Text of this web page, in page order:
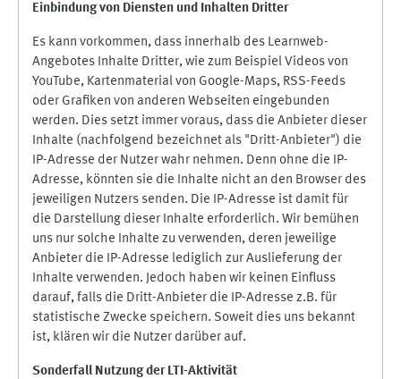
Einbindung von Diensten und Inhalten Dritter
Es kann vorkommen, dass innerhalb des Learnweb-
Angebotes Inhalte Dritter, wie zum Beispiel Videos von
YouTube, Kartenmaterial von Google-Maps, RSS-Feeds
oder Grafiken von anderen Webseiten eingebunden
werden. Dies setzt immer voraus, dass die Anbieter dieser
Inhalte (nachfolgend bezeichnet als "Dritt-Anbieter") die
IP-Adresse der Nutzer wahr nehmen. Denn ohne die IP-
Adresse, könnten sie die Inhalte nicht an den Browser des
jeweiligen Nutzers senden. Die IP-Adresse ist damit für
die Darstellung dieser Inhalte erforderlich. Wir bemühen
uns nur solche Inhalte zu verwenden, deren jeweilige
Anbieter die IP-Adresse lediglich zur Auslieferung der
Inhalte verwenden. Jedoch haben wir keinen Einfluss
darauf, falls die Dritt-Anbieter die IP-Adresse z.B. für
statistische Zwecke speichern. Soweit dies uns bekannt
ist, klären wir die Nutzer darüber auf.
Sonderfall Nutzung der LTI-Aktivität